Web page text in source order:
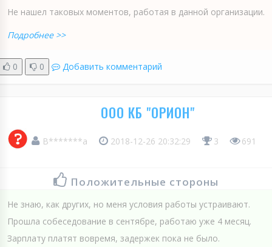
Не нашел таковых моментов, работая в данной организации.
Подробнее >>
0 0 Добавить комментарий
ООО КБ "ОРИОН"
В*******а 2018-12-26 20:32:29 3 691
Положительные стороны
Не знаю, как других, но меня условия работы устраивают.
Прошла собеседование в сентябре, работаю уже 4 месяц.
Зарплату платят вовремя, задержек пока не было.